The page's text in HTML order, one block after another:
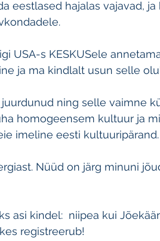
eestlased hajalas vajavad, ja
USA-s KESKUSele
ja ma kindlalt usun selle
ning selle vaimne
homogeensem kultuur ja
imeline eesti kultuuripärand.
Nüüd on järg minuni
asi kindel:  niipea kui
registreerub!